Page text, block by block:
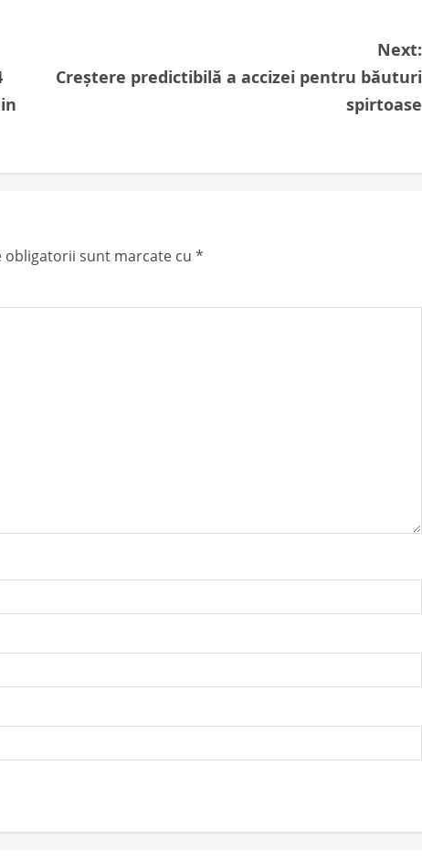
Next:
Creștere predictibilă a accizei pentru băuturi
spirtoase
obligatorii sunt marcate cu *